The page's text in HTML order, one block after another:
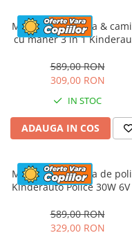
Masinuta electrica &
cu maner 3 in 1
tapitat, music player
589,00 RON
309,00 RON
IN STOC
ADAUGA IN COS
Masinuta electrica de
Kinderauto Police 30W
bluetooth, culoare Rosu
589,00 RON
329,00 RON